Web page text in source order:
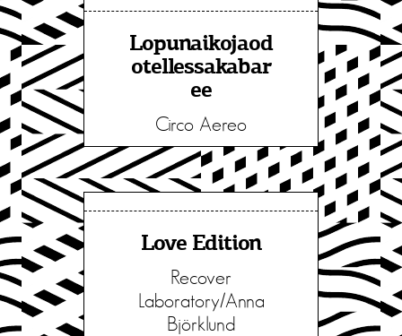
Lopunaikojaod
otellessakabar
ee
Circo Aereo
Love Edition
Recover
Laboratory/Anna
Björklund